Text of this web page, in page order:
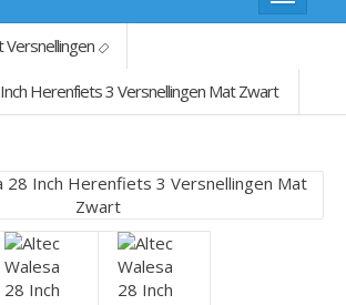
Versnellingen
Herenfiets 3 Versnellingen Mat Zwart